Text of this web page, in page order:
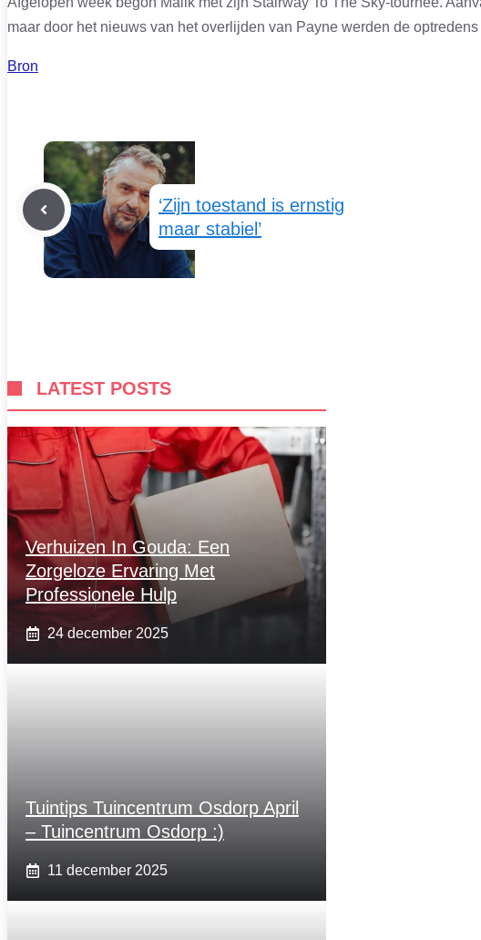
maar door het nieuws van het overlijden van Payne werden de
Bron
‘Zijn toestand is ernstig
maar stabiel’
LATEST POSTS
Verhuizen In Gouda: Een
Zorgeloze Ervaring Met
Professionele Hulp
24 december 2025
Tuintips Tuincentrum Osdorp April
– Tuincentrum Osdorp :)
11 december 2025